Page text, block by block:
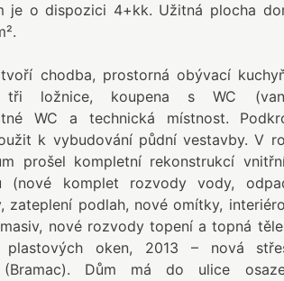
je o dispozici 4+kk. Užitná plocha
chodba, prostorná obývací
tři ložnice, koupena s WC
WC a technická místnost.
k vybudování půdní vestavby. V
prošel kompletní rekonstrukcí
(nové komplet rozvody vody,
zateplení podlah, nové omítky,
nové rozvody topení a topná
plastových oken, 2013 – nová
Dům má do ulice